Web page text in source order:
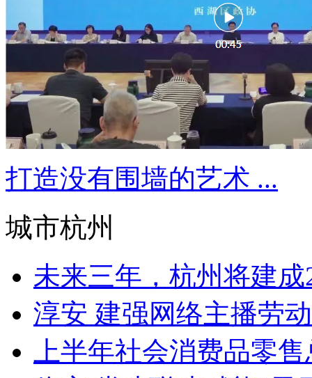
打造没有围墙的艺术 ...
城市杭州
未来三年，杭州将建成
淳安 建强网络主播劳
上半年社会消费品零